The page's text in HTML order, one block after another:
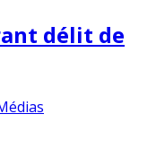
délit de